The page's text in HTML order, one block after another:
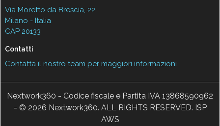
Via Moretto da Brescia, 22
Milano - Italia
CAP 20133
Contatti
Contatta il nostro team per maggiori informazioni
Nextwork360 - Codice fiscale e Partita IVA 13868590962
- © 2026 Nextwork360. ALL RIGHTS RESERVED. ISP
AWS